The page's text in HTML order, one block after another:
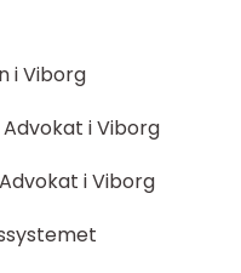
i Viborg
i Viborg
i Viborg